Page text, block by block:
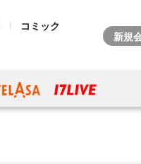
コミック